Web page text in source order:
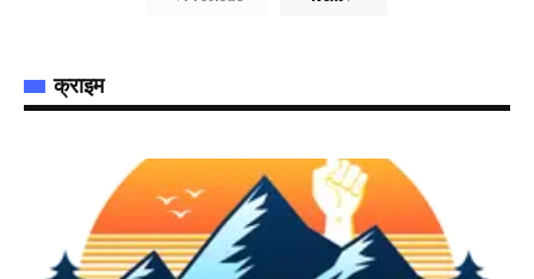
क्राइम